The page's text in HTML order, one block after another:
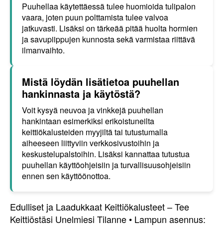
Puuhellaa käytettäessä tulee huomioida tulipalon
vaara, joten puun polttamista tulee valvoa
jatkuvasti. Lisäksi on tärkeää pitää huolta hormien
ja savupiippujen kunnosta sekä varmistaa riittävä
ilmanvaihto.
Mistä löydän lisätietoa puuhellan
hankinnasta ja käytöstä?
Voit kysyä neuvoa ja vinkkejä puuhellan
hankintaan esimerkiksi erikoistuneilta
keittiökalusteiden myyjiltä tai tutustumalla
aiheeseen liittyviin verkkosivustoihin ja
keskustelupalstoihin. Lisäksi kannattaa tutustua
puuhellan käyttöohjeisiin ja turvallisuusohjeisiin
ennen sen käyttöönottoa.
Edulliset ja Laadukkaat Keittiökalusteet – Tee
Keittiöstäsi Unelmiesi Tilanne • Lampun asennus: